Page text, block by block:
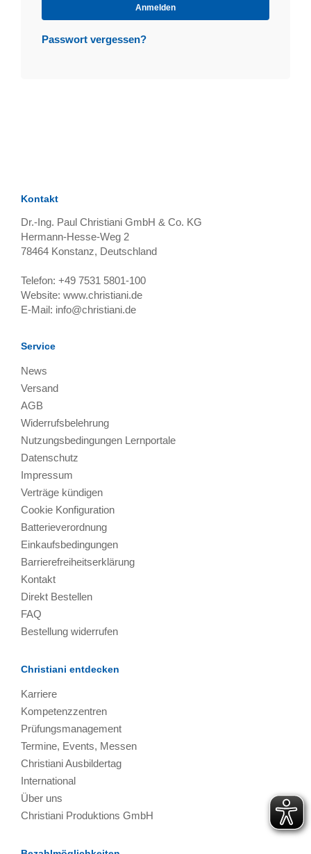
Anmelden
Passwort vergessen?
Kontakt
Dr.-Ing. Paul Christiani GmbH & Co. KG
Hermann-Hesse-Weg 2
78464 Konstanz, Deutschland
Telefon: +49 7531 5801-100
Website: www.christiani.de
E-Mail: info@christiani.de
Service
News
Versand
AGB
Widerrufsbelehrung
Nutzungsbedingungen Lernportale
Datenschutz
Impressum
Verträge kündigen
Cookie Konfiguration
Batterieverordnung
Einkaufsbedingungen
Barrierefreiheitserklärung
Kontakt
Direkt Bestellen
FAQ
Bestellung widerrufen
Christiani entdecken
Karriere
Kompetenzzentren
Prüfungsmanagement
Termine, Events, Messen
Christiani Ausbildertag
International
Über uns
Christiani Produktions GmbH